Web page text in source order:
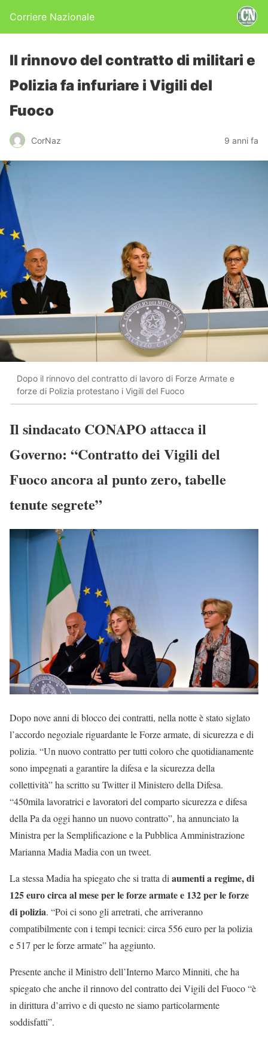
Corriere Nazionale
Il rinnovo del contratto di militari e
Polizia fa infuriare i Vigili del
Fuoco
CorNaz 9 anni fa
Dopo il rinnovo del contratto di lavoro di Forze Armate e
forze di Polizia protestano i Vigili del Fuoco
Il sindacato CONAPO attacca il
Governo: “Contratto dei Vigili del
Fuoco ancora al punto zero, tabelle
tenute segrete”
Dopo nove anni di blocco dei contratti, nella notte è stato siglato
l’accordo negoziale riguardante le Forze armate, di sicurezza e di
polizia. “Un nuovo contratto per tutti coloro che quotidianamente
sono impegnati a garantire la difesa e la sicurezza della
collettività” ha scritto su Twitter il Ministero della Difesa.
“450mila lavoratrici e lavoratori del comparto sicurezza e difesa
della Pa da oggi hanno un nuovo contratto”, ha annunciato la
Ministra per la Semplificazione e la Pubblica Amministrazione
Marianna Madia Madia con un tweet.
La stessa Madia ha spiegato che si tratta di aumenti a regime, di
125 euro circa al mese per le forze armate e 132 per le forze
di polizia. “Poi ci sono gli arretrati, che arriveranno
compatibilmente con i tempi tecnici: circa 556 euro per la polizia
e 517 per le forze armate” ha aggiunto.
Presente anche il Ministro dell’Interno Marco Minniti, che ha
spiegato che anche il rinnovo del contratto dei Vigili del Fuoco “è
in dirittura d’arrivo e di questo ne siamo particolarmente
soddisfatti”.